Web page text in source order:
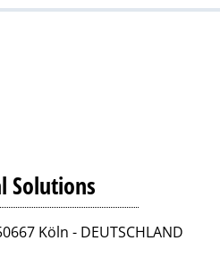
Solutions
Köln - DEUTSCHLAND